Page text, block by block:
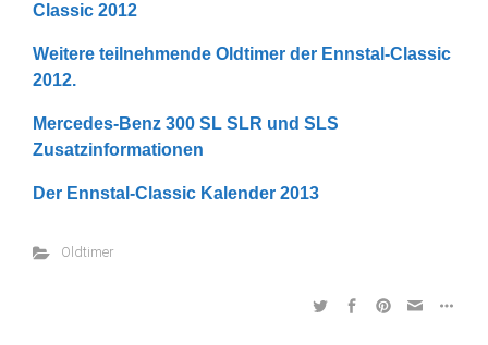
Classic 2012
Weitere teilnehmende Oldtimer der Ennstal-Classic
2012.
Mercedes-Benz 300 SL SLR und SLS
Zusatzinformationen
Der Ennstal-Classic Kalender 2013
Oldtimer